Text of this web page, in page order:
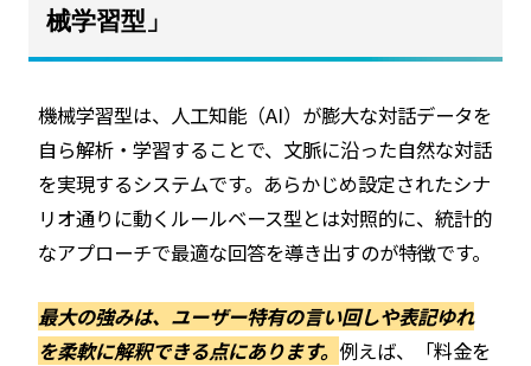
械学習型」
機械学習型は、人工知能（AI）が膨大な対話データを
自ら解析・学習することで、文脈に沿った自然な対話
を実現するシステムです。あらかじめ設定されたシナ
リオ通りに動くルールベース型とは対照的に、統計的
なアプローチで最適な回答を導き出すのが特徴です。
最大の強みは、ユーザー特有の言い回しや表記ゆれ
を柔軟に解釈できる点にあります。例えば、「料金を